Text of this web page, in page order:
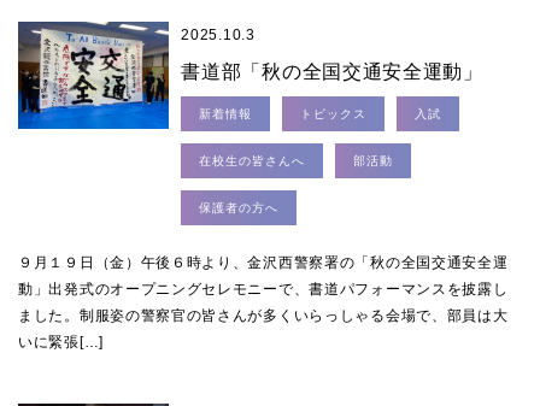
2025.10.3
書道部「秋の全国交通安全運動」
新着情報 トピックス 入試
在校生の皆さんへ 部活動
保護者の方へ
９月１９日（金）午後６時より、金沢西警察署の「秋の全国交通安全運
動」出発式のオープニングセレモニーで、書道パフォーマンスを披露し
ました。制服姿の警察官の皆さんが多くいらっしゃる会場で、部員は大
いに緊張[…]